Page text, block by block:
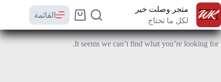
متجر وصلت خير
لكل ما تحتاج
القائمة
It seems we can’t find what you’re looking for.